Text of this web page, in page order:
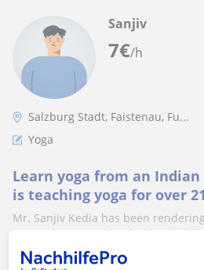
7€/h
Sanjiv
Salzburg Stadt, Faistenau, Fu...
Yoga
Learn yoga from an
is teaching yoga for over
globe. Join for theraputic
Mr. Sanjiv Kedia has been
over 21 years at schools,
clubs, corpor...